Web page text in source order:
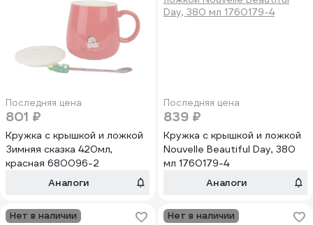
Последняя цена
801 ₽
Кружка с крышкой и ложкой
Зимняя сказка 420мл,
красная 680096-2
Аналоги
Последняя цена
839 ₽
Кружка с крышкой и ложкой
Nouvelle Beautiful Day, 380
мл 1760179-4
Аналоги
Нет в наличии Нет в наличии